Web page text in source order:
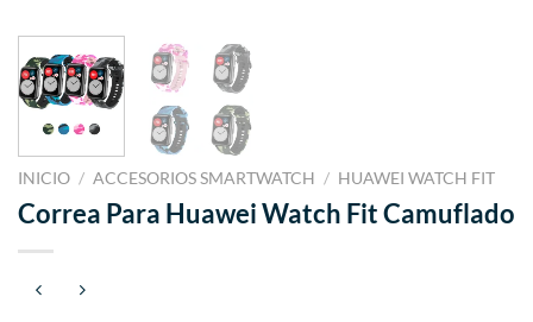
INICIO / ACCESORIOS SMARTWATCH / HUAWEI WATCH FIT
Correa Para Huawei Watch Fit Camuflado